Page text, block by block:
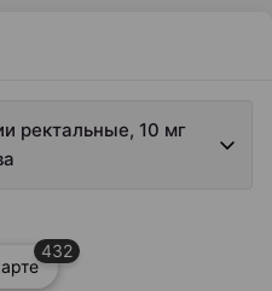
ректальные, 10 мг
432